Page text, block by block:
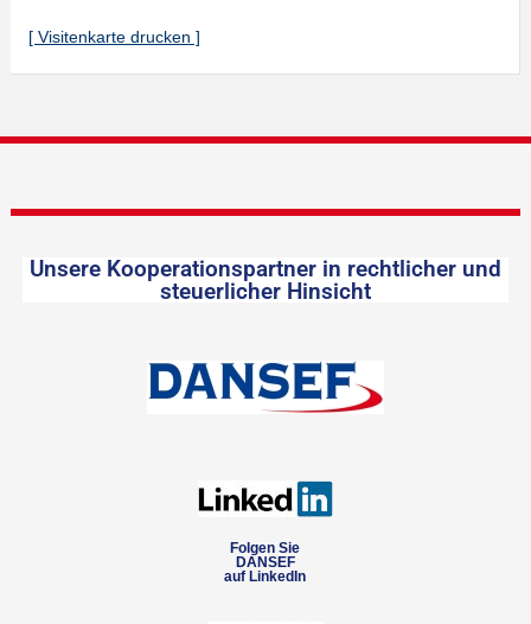
[ Visitenkarte drucken ]
Unsere Kooperationspartner in rechtlicher und
steuerlicher Hinsicht
Folgen Sie
DANSEF
auf LinkedIn